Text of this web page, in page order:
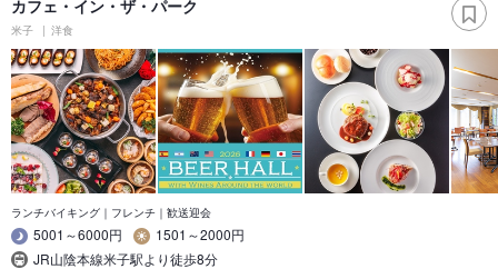
カフェ・イン・ザ・パーク
米子 洋食
ランチバイキング｜フレンチ｜歓送迎会
5001～6000円
1501～2000円
JR山陰本線米子駅より徒歩8分